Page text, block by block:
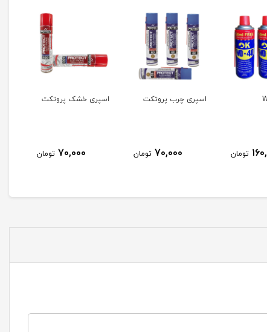
تومان
اسپری چرب پروتکت
70,000 تومان
اسپری خشک پروتکت
70,000 تومان